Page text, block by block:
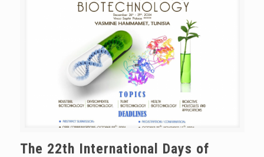
The 22th International Days of